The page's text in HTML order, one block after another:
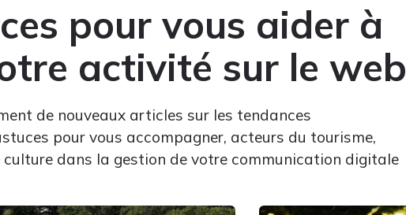
pour vous aider à
activité sur le web
de nouveaux articles sur les tendances
pour vous accompagner, acteurs du tourisme,
dans la gestion de votre communication digitale